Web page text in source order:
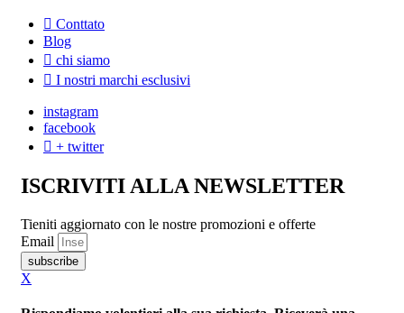
Conttato
Blog
chi siamo
I nostri marchi esclusivi
instagram
facebook
+ twitter
ISCRIVITI ALLA NEWSLETTER
Tieniti aggiornato con le nostre promozioni e offerte
Email
subscribe
X